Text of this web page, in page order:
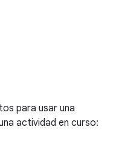
para usar una
actividad en curso: